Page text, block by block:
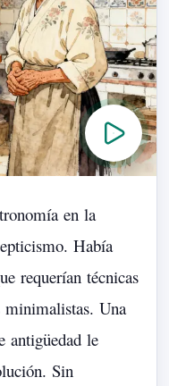
en la
Había
requerían técnicas
minimalistas. Una
antigüedad le
Sin